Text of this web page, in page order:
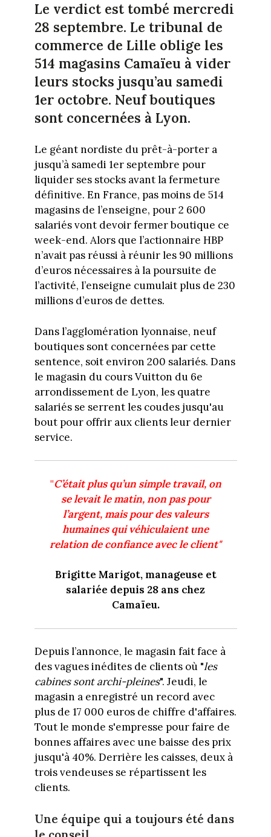
Le verdict est tombé mercredi
28 septembre. Le tribunal de
commerce de Lille oblige les
514 magasins Camaïeu à vider
leurs stocks jusqu’au samedi
1er octobre. Neuf boutiques
sont concernées à Lyon.
Le géant nordiste du prêt-à-porter a
jusqu’à samedi 1er septembre pour
liquider ses stocks avant la fermeture
définitive. En France, pas moins de 514
magasins de l’enseigne, pour 2 600
salariés vont devoir fermer boutique ce
week-end. Alors que l’actionnaire HBP
n’avait pas réussi à réunir les 90 millions
d’euros nécessaires à la poursuite de
l’activité, l’enseigne cumulait plus de 230
millions d’euros de dettes.
Dans l’agglomération lyonnaise, neuf
boutiques sont concernées par cette
sentence, soit environ 200 salariés. Dans
le magasin du cours Vuitton du 6e
arrondissement de Lyon, les quatre
salariés se serrent les coudes jusqu'au
bout pour offrir aux clients leur dernier
service.
"C’était plus qu’un simple travail, on
se levait le matin, non pas pour
l’argent, mais pour des valeurs
humaines qui véhiculaient une
relation de confiance avec le client"
Brigitte Marigot, manageuse et
salariée depuis 28 ans chez
Camaïeu.
Depuis l’annonce, le magasin fait face à
des vagues inédites de clients où "les
cabines sont archi-pleines". Jeudi, le
magasin a enregistré un record avec
plus de 17 000 euros de chiffre d'affaires.
Tout le monde s'empresse pour faire de
bonnes affaires avec une baisse des prix
jusqu'à 40%. Derrière les caisses, deux à
trois vendeuses se répartissent les
clients.
Une équipe qui a toujours été dans